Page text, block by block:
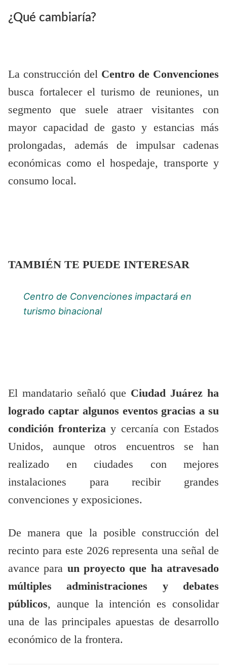
¿Qué cambiaría?
La construcción del Centro de Convenciones
busca fortalecer el turismo de reuniones, un
segmento que suele atraer visitantes con
mayor capacidad de gasto y estancias más
prolongadas, además de impulsar cadenas
económicas como el hospedaje, transporte y
consumo local.
TAMBIÉN TE PUEDE INTERESAR
Centro de Convenciones impactará en
turismo binacional
El mandatario señaló que Ciudad Juárez ha
logrado captar algunos eventos gracias a su
condición fronteriza y cercanía con Estados
Unidos, aunque otros encuentros se han
realizado en ciudades con mejores
instalaciones para recibir grandes
convenciones y exposiciones.
De manera que la posible construcción del
recinto para este 2026 representa una señal de
avance para un proyecto que ha atravesado
múltiples administraciones y debates
públicos, aunque la intención es consolidar
una de las principales apuestas de desarrollo
económico de la frontera.